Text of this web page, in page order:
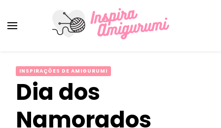
INSPIRAÇÕES DE AMIGURUMI
Dia dos
Namorados